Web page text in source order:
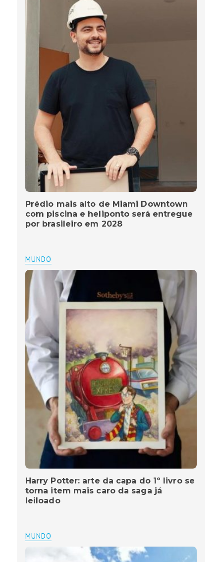
Prédio mais alto de Miami Downtown
com piscina e heliponto será entregue
por brasileiro em 2028
MUNDO
Harry Potter: arte da capa do 1º livro se
torna item mais caro da saga já
leiloado
MUNDO